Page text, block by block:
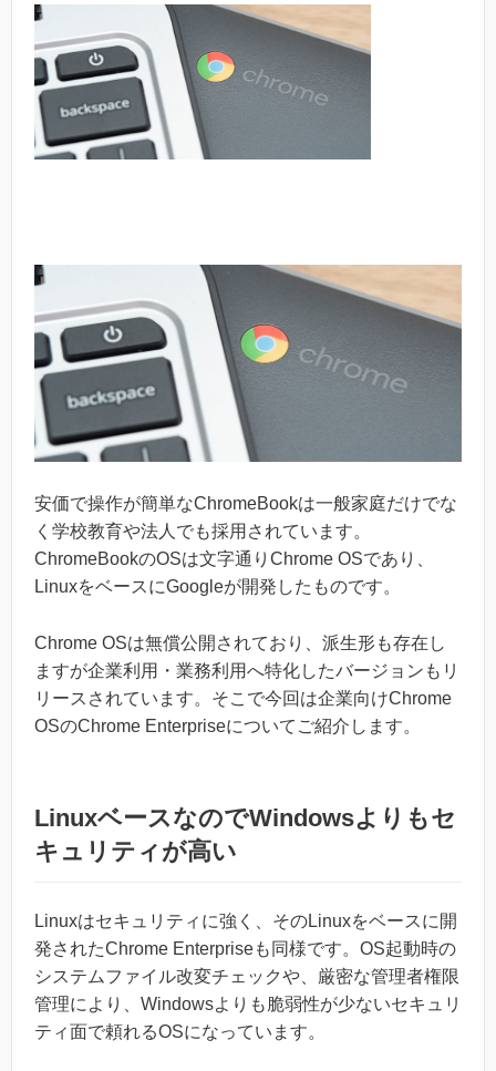
安価で操作が簡単なChromeBookは一般家庭だけでな
く学校教育や法人でも採用されています。
ChromeBookのOSは文字通りChrome OSであり、
LinuxをベースにGoogleが開発したものです。
Chrome OSは無償公開されており、派生形も存在し
ますが企業利用・業務利用へ特化したバージョンもリ
リースされています。そこで今回は企業向けChrome
OSのChrome Enterpriseについてご紹介します。
LinuxベースなのでWindowsよりもセ
キュリティが高い
Linuxはセキュリティに強く、そのLinuxをベースに開
発されたChrome Enterpriseも同様です。OS起動時の
システムファイル改変チェックや、厳密な管理者権限
管理により、Windowsよりも脆弱性が少ないセキュリ
ティ面で頼れるOSになっています。